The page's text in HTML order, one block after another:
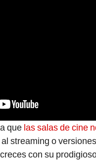
que las salas de cine
streaming o
con su